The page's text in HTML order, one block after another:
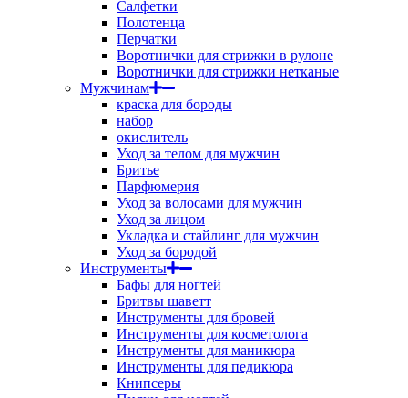
Салфетки
Полотенца
Перчатки
Воротнички для стрижки в рулоне
Воротнички для стрижки нетканые
Мужчинам
краска для бороды
набор
окислитель
Уход за телом для мужчин
Бритье
Парфюмерия
Уход за волосами для мужчин
Уход за лицом
Укладка и стайлинг для мужчин
Уход за бородой
Инструменты
Бафы для ногтей
Бритвы шаветт
Инструменты для бровей
Инструменты для косметолога
Инструменты для маникюра
Инструменты для педикюра
Книпсеры